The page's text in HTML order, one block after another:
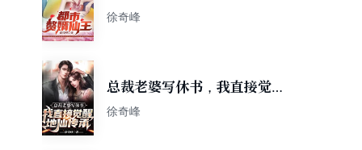
徐奇峰
总裁老婆写休书，我直接觉醒
地仙传承
徐奇峰